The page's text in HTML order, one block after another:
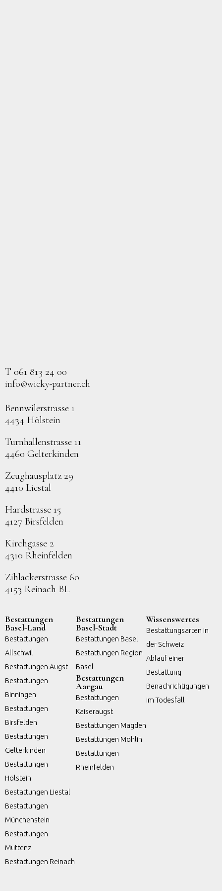
T 061 813 24 00
info@wicky-partner.ch
Bennwilerstrasse 1
4434 Hölstein
Turnhallenstrasse 11
4460 Gelterkinden
Zeughausplatz 29
4410 Liestal
Hardstrasse 15
4127 Birsfelden
Kirchgasse 2
4310 Rheinfelden
Zihlackerstrasse 60
4153 Reinach BL
Bestattungen
Basel-Land
Bestattungen
Allschwil
Bestattungen Augst
Bestattungen
Binningen
Bestattungen
Birsfelden
Bestattungen
Gelterkinden
Bestattungen
Hölstein
Bestattungen Liestal
Bestattungen
Münchenstein
Bestattungen
Muttenz
Bestattungen Reinach
Bestattungen
Basel-Stadt
Bestattungen Basel
Bestattungen Region
Basel
Bestattungen
Aargau
Bestattungen
Kaiseraugst
Bestattungen Magden
Bestattungen Möhlin
Bestattungen
Rheinfelden
Wissenswertes
Bestattungsarten in
der Schweiz
Ablauf einer
Bestattung
Benachrichtigungen
im Todesfall